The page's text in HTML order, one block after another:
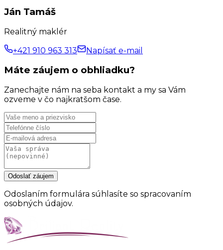
Ján Tamáš
Realitný maklér
+421 910 963 313
Napísať e-mail
Máte záujem o obhliadku?
Zanechajte nám na seba kontakt a my sa Vám
ozveme v čo najkratšom čase.
Odoslať záujem
Odoslaním formulára súhlasíte so spracovaním
osobných údajov.